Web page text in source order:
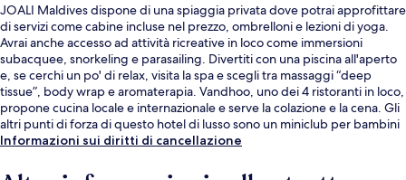
JOALI Maldives dispone di una spiaggia privata dove potrai approfittare
di servizi come cabine incluse nel prezzo, ombrelloni e lezioni di yoga.
Avrai anche accesso ad attività ricreative in loco come immersioni
subacquee, snorkeling e parasailing. Divertiti con una piscina all'aperto
e, se cerchi un po' di relax, visita la spa e scegli tra massaggi “deep
tissue”, body wrap e aromaterapia. Vandhoo, uno dei 4 ristoranti in loco,
propone cucina locale e internazionale e serve la colazione e la cena. Gli
altri punti di forza di questo hotel di lusso sono un miniclub per bambini
(gratuito), un bar a bordo piscina e un centro fitness.
Informazioni sui diritti di cancellazione